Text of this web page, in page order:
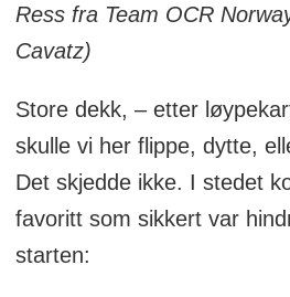
Ress fra Team OCR
Cavatz)
Store dekk, – etter
skulle vi her flippe, dytte,
Det skjedde ikke. I stedet
favoritt som sikkert var
starten: